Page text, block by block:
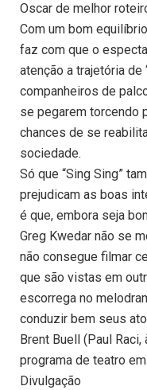
Oscar de melhor
Com um bom
faz com que o
atenção a trajetória de
companheiros de
se pegarem torcendo
chances de se
sociedade.
Só que “Sing Sing”
prejudicam as boas
é que, embora seja
Greg Kwedar não se
não consegue filmar
que são vistas em
escorrega no
conduzir bem seus
Brent Buell (Paul
programa de teatro em
Divulgação